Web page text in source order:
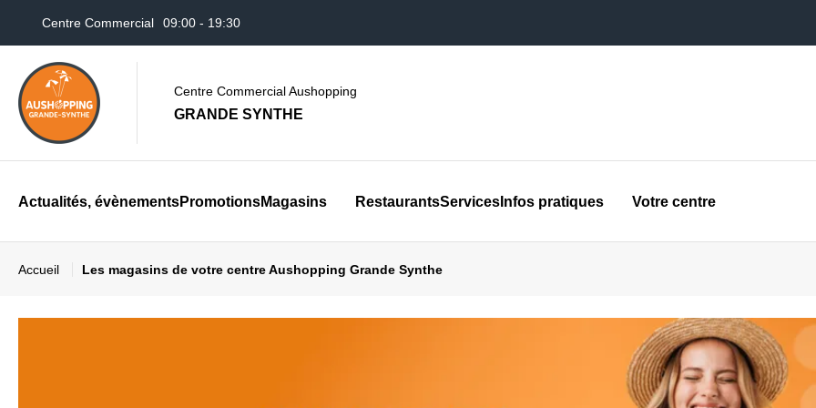
Centre Commercial 09:00 - 19:30
Centre Commercial Aushopping
GRANDE SYNTHE
Actualités, évènementsPromotionsMagasins RestaurantsServices Infos pratiques Votre centre
Accueil Les magasins de votre centre Aushopping Grande Synthe